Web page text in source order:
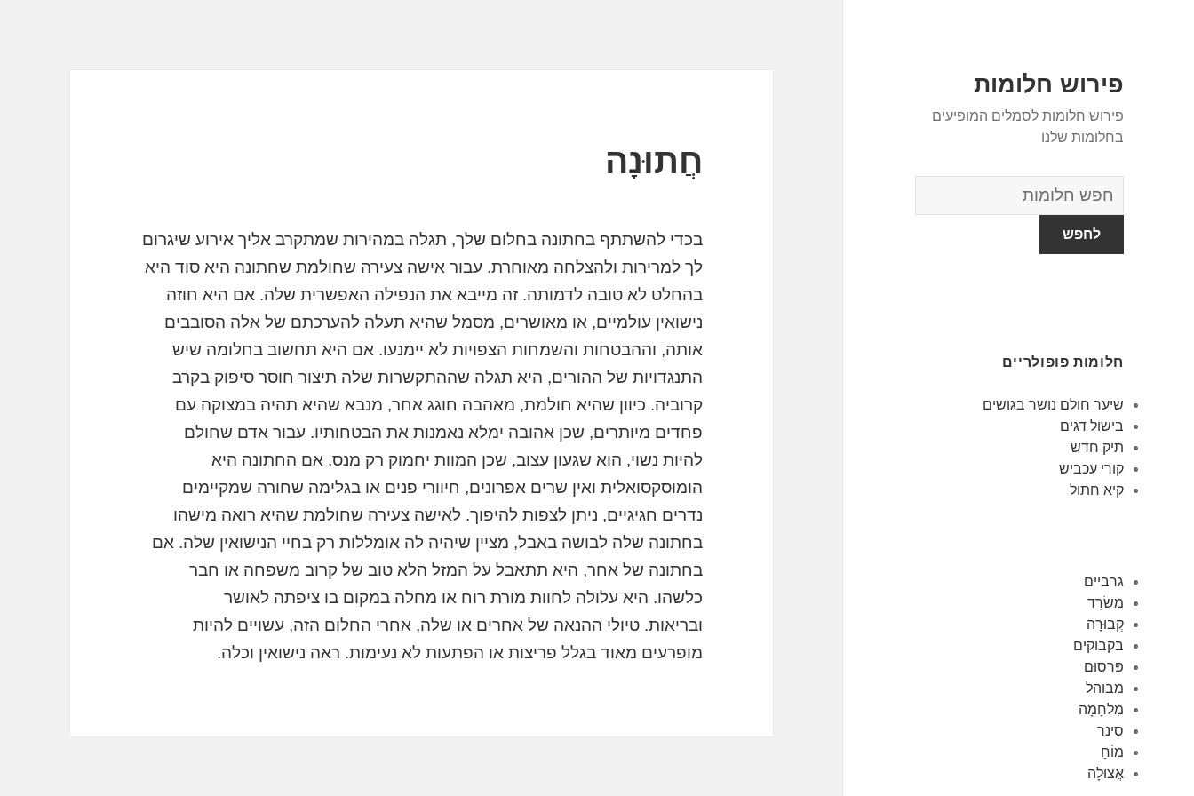
פירוש חלומות
פירוש חלומות לסמלים המופיעים
בחלומות שלנו
מילון
החלומות
חלומות פופולריים
שיער חולם נושר בגושים
בישול דגים
תיק חדש
קורי עכביש
קיא חתול
גרביים
מִשׂרָד
קְבוּרָה
בקבוקים
פִּרסוּם
מבוהל
מִלחָמָה
סינר
מוֹחַ
אֲצוּלָה
חֲתוּנָה
בכדי להשתתף בחתונה בחלום שלך, תגלה במהירות שמתקרב אליך אירוע שיגרום
לך למרירות ולהצלחה מאוחרת. עבור אישה צעירה שחולמת שחתונה היא סוד היא
בהחלט לא טובה לדמותה. זה מייבא את הנפילה האפשרית שלה. אם היא חוזה
נישואין עולמיים, או מאושרים, מסמל שהיא תעלה להערכתם של אלה הסובבים
אותה, וההבטחות והשמחות הצפויות לא יימנעו. אם היא תחשוב בחלומה שיש
התנגדויות של ההורים, היא תגלה שההתקשרות שלה תיצור חוסר סיפוק בקרב
קרוביה. כיוון שהיא חולמת, מאהבה חוגג אחר, מנבא שהיא תהיה במצוקה עם
פחדים מיותרים, שכן אהובה ימלא נאמנות את הבטחותיו. עבור אדם שחולם
להיות נשוי, הוא שגעון עצוב, שכן המוות יחמוק רק מנס. אם החתונה היא
הומוסקסואלית ואין שרים אפרונים, חיוורי פנים או בגלימה שחורה שמקיימים
נדרים חגיגיים, ניתן לצפות להיפוך. לאישה צעירה שחולמת שהיא רואה מישהו
בחתונה שלה לבושה באבל, מציין שיהיה לה אומללות רק בחיי הנישואין שלה. אם
בחתונה של אחר, היא תתאבל על המזל הלא טוב של קרוב משפחה או חבר
כלשהו. היא עלולה לחוות מורת רוח או מחלה במקום בו ציפתה לאושר
ובריאות. טיולי ההנאה של אחרים או שלה, אחרי החלום הזה, עשויים להיות
מופרעים מאוד בגלל פריצות או הפתעות לא נעימות. ראה נישואין וכלה.